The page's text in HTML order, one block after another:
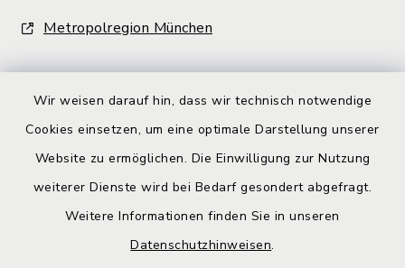
Wir weisen darauf hin, dass wir technisch notwendige
Cookies einsetzen, um eine optimale Darstellung unserer
Website zu ermöglichen. Die Einwilligung zur Nutzung
weiterer Dienste wird bei Bedarf gesondert abgefragt.
Weitere Informationen finden Sie in unseren
Datenschutzhinweisen.
Metropolregion München
Kontakt
Barrierefreiheit
Datenschutz